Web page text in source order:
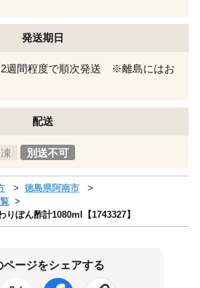
発送期日
2週間程度で順次発送 ※離島にはお
配送
別送不可
徳島県阿南市
りぽん酢計1080ml【1743327】
ページをシェアする